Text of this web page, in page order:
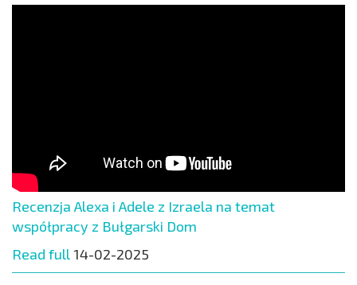
Recenzja Alexa i Adele z Izraela na temat
współpracy z Bułgarski Dom
Read full 14-02-2025